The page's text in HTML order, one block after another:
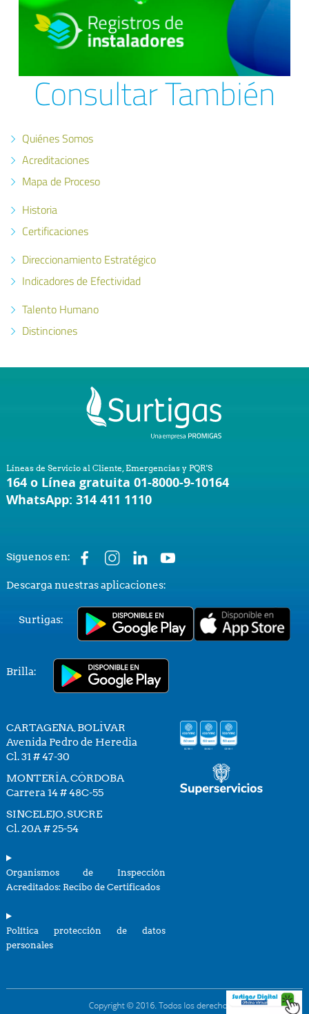
Consultar También
Quiénes Somos
Acreditaciones
Mapa de Proceso
Historia
Certificaciones
Direccionamiento Estratégico
Indicadores de Efectividad
Talento Humano
Distinciones
Líneas de Servicio al Cliente, Emergencias y PQR'S
164 o Línea gratuita 01-8000-9-10164
WhatsApp: 314 411 1110
Síguenos en:
Descarga nuestras aplicaciones:
Surtigas:
Brilla:
CARTAGENA, BOLÍVAR
Avenida Pedro de Heredia
Cl. 31 # 47-30
MONTERÍA, CÓRDOBA
Carrera 14 # 48C-55
SINCELEJO, SUCRE
Cl. 20A # 25-54
Organismos de Inspección
Acreditados: Recibo de Certificados
Política protección de datos
personales